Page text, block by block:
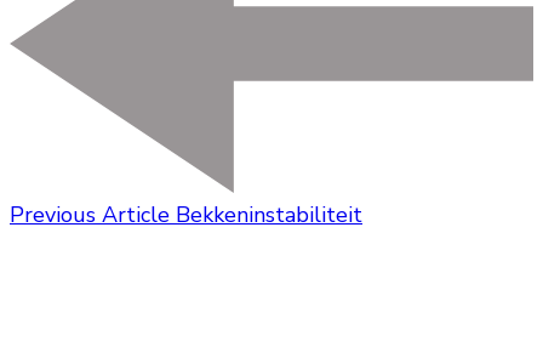
Previous Article Bekkeninstabiliteit